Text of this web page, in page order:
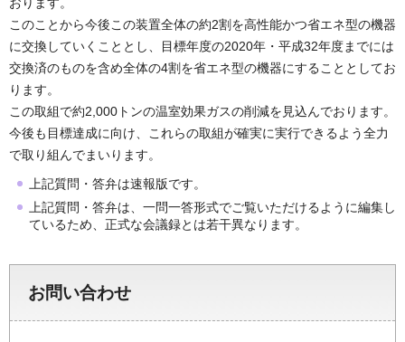
このことから今後この装置全体の約2割を高性能かつ省エネ型の機器
に交換していくこととし、目標年度の2020年・平成32年度までには
交換済のものを含め全体の4割を省エネ型の機器にすることとしてお
ります。
この取組で約2,000トンの温室効果ガスの削減を見込んでおります。
今後も目標達成に向け、これらの取組が確実に実行できるよう全力
で取り組んでまいります。
上記質問・答弁は速報版です。
上記質問・答弁は、一問一答形式でご覧いただけるように編集し
ているため、正式な会議録とは若干異なります。
お問い合わせ